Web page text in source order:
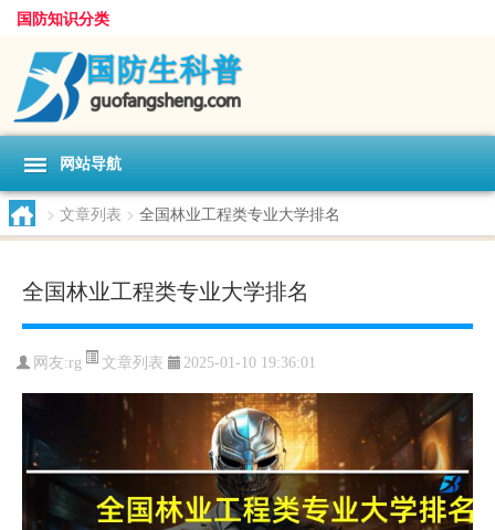
国防知识分类
网站导航
> 文章列表 > 全国林业工程类专业大学排名
全国林业工程类专业大学排名
网友:rg 文章列表 2025-01-10 19:36:01